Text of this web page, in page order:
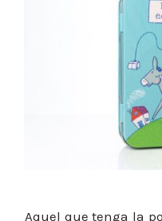
Aquel que tenga la